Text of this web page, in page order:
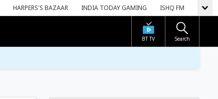
HARPERS'S BAZAAR INDIA TODAY GAMING ISHQ FM
BT TV Search